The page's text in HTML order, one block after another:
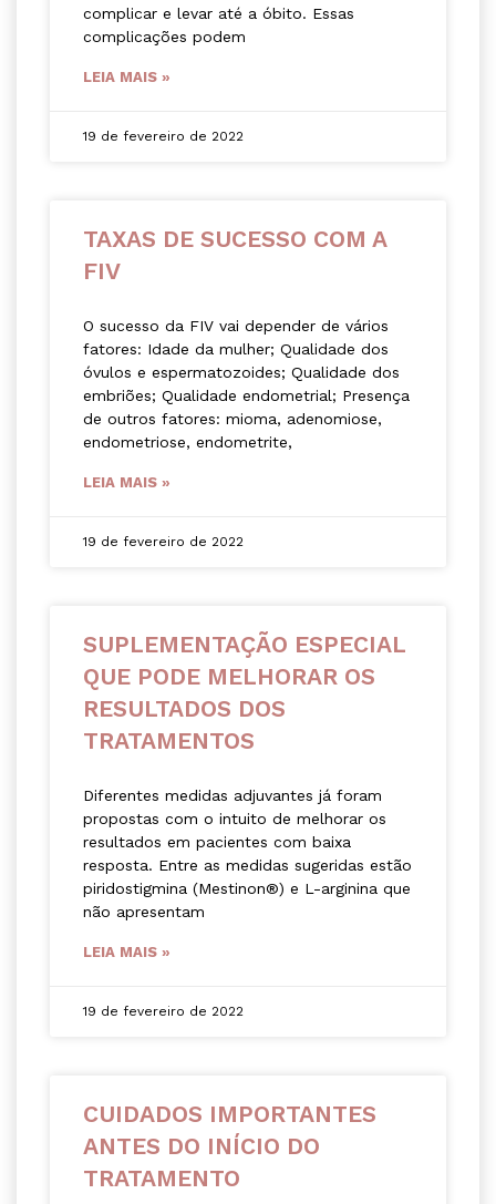
complicar e levar até a óbito. Essas
complicações podem
LEIA MAIS »
19 de fevereiro de 2022
TAXAS DE SUCESSO COM A
FIV
O sucesso da FIV vai depender de vários
fatores: Idade da mulher; Qualidade dos
óvulos e espermatozoides; Qualidade dos
embriões; Qualidade endometrial; Presença
de outros fatores: mioma, adenomiose,
endometriose, endometrite,
LEIA MAIS »
19 de fevereiro de 2022
SUPLEMENTAÇÃO ESPECIAL
QUE PODE MELHORAR OS
RESULTADOS DOS
TRATAMENTOS
Diferentes medidas adjuvantes já foram
propostas com o intuito de melhorar os
resultados em pacientes com baixa
resposta. Entre as medidas sugeridas estão
piridostigmina (Mestinon®) e L-arginina que
não apresentam
LEIA MAIS »
19 de fevereiro de 2022
CUIDADOS IMPORTANTES
ANTES DO INÍCIO DO
TRATAMENTO